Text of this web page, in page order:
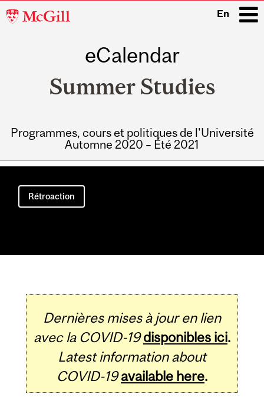
McGill
En
eCalendar
Summer Studies
Programmes, cours et politiques de l'Université
Automne 2020 – Été 2021
Main
navigation
Rétroaction
Dernières mises à jour en lien
avec la COVID-19 disponibles ici.
Latest information about
COVID-19 available here.